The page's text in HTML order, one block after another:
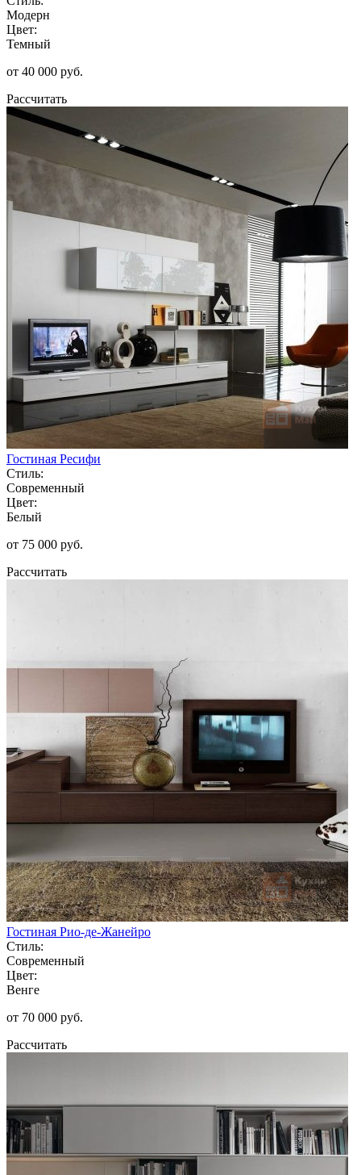
Модерн
Цвет:
Темный
от 40 000 руб.
Рассчитать
Гостиная Ресифи
Стиль:
Современный
Цвет:
Белый
от 75 000 руб.
Рассчитать
Гостиная Рио-де-Жанейро
Стиль:
Современный
Цвет:
Венге
от 70 000 руб.
Рассчитать